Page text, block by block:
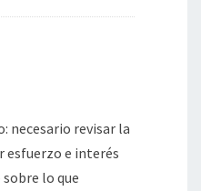
necesario revisar la
esfuerzo e interés
sobre lo que